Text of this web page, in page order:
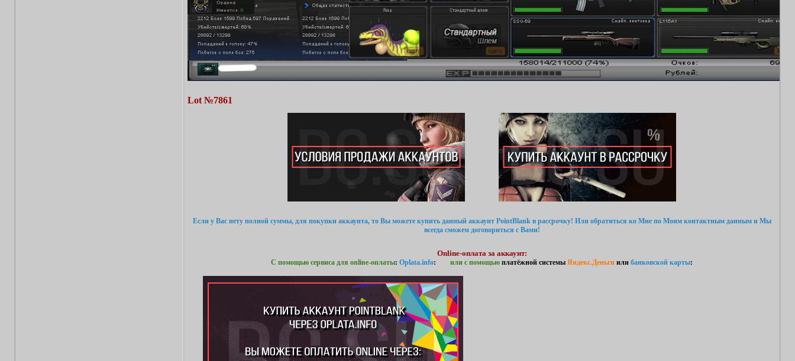
Lot №7861
Если у Вас нету полной суммы, для покупки аккаунта, то Вы можете купить данный аккаунт PointBlank в рассрочку! Или обратиться ко Мне по Моим контактным данным и Мы
всегда сможем договориться с Вами!
Online-оплата за аккаунт:
С помощью сервиса для online-оплаты: Oplata.info: или с помощью платёжной системы Яндекс.Деньги или банковской карты: